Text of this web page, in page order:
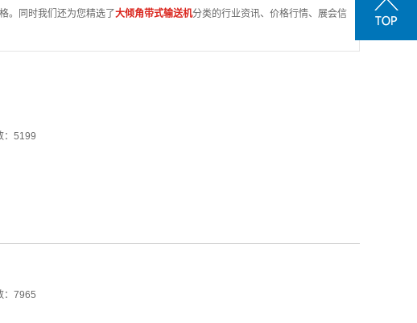
。同时我们还为您精选了大倾角带式输送机分类的行业资讯、价格行情、展会信
：5199
：7965